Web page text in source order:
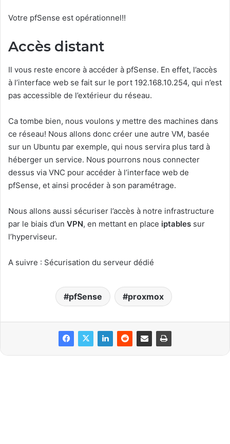
Votre pfSense est opérationnel!!
Accès distant
Il vous reste encore à accéder à pfSense. En effet, l’accès
à l’interface web se fait sur le port 192.168.10.254, qui n’est
pas accessible de l’extérieur du réseau.
Ca tombe bien, nous voulons y mettre des machines dans
ce réseau! Nous allons donc créer une autre VM, basée
sur un Ubuntu par exemple, qui nous servira plus tard à
héberger un service. Nous pourrons nous connecter
dessus via VNC pour accéder à l’interface web de
pfSense, et ainsi procéder à son paramétrage.
Nous allons aussi sécuriser l’accès à notre infrastructure
par le biais d’un VPN, en mettant en place iptables sur
l’hyperviseur.
A suivre : Sécurisation du serveur dédié
pfSense proxmox